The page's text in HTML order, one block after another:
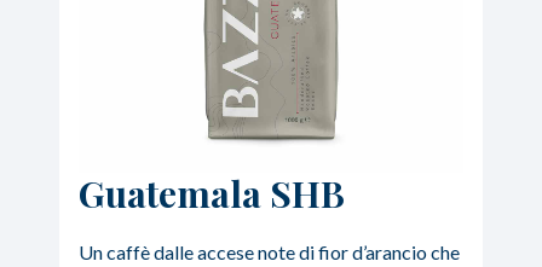
Guatemala SHB
Un caffè dalle accese note di fior d’arancio che